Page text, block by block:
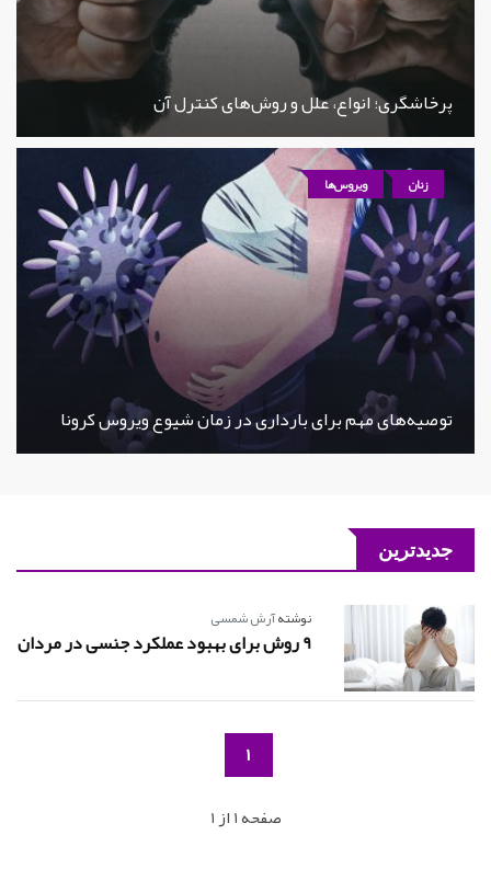
پرخاشگری؛ انواع، علل و روش‌های کنترل آن
زنان ویروس‌ها
توصیه‌های مهم برای بارداری در زمان شیوع ویروس کرونا
جدیدترین
نوشتهآرش شمسی
9 روش برای بهبود عملکرد جنسی در مردان
1
صفحه 1 از 1